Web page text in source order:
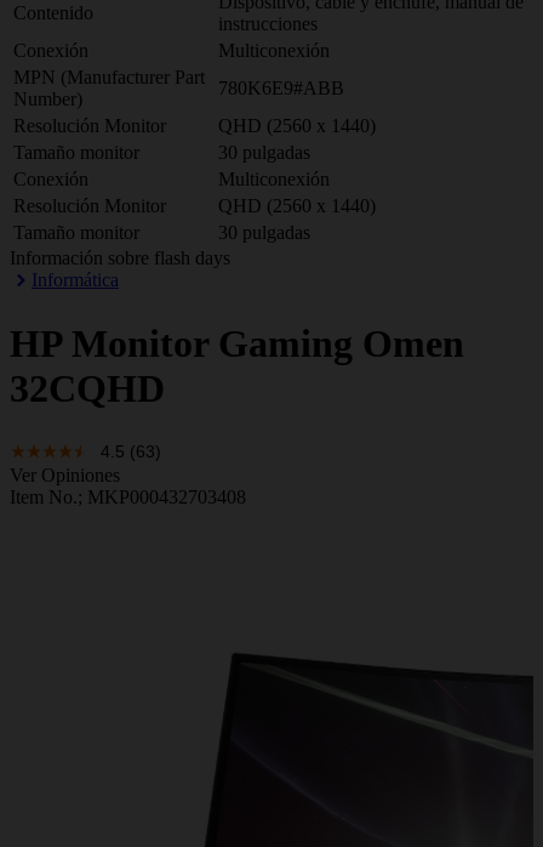
Contenido
instrucciones
Conexión
Multiconexión
MPN (Manufacturer Part
Number)
780K6E9#ABB
Resolución Monitor
QHD (2560 x 1440)
Tamaño monitor
30 pulgadas
Conexión
Multiconexión
Resolución Monitor
QHD (2560 x 1440)
Tamaño monitor
30 pulgadas
Información sobre flash days
Informática
HP Monitor Gaming Omen
32CQHD
4.5 (63)
Ver Opiniones
Item No.; MKP000432703408